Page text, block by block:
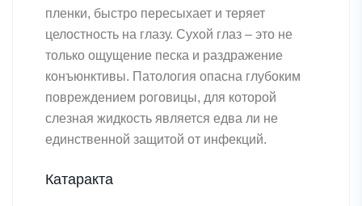
пленки, быстро пересыхает и теряет
целостность на глазу. Сухой глаз – это не
только ощущение песка и раздражение
конъюнктивы. Патология опасна глубоким
повреждением роговицы, для которой
слезная жидкость является едва ли не
единственной защитой от инфекций.
Катаракта